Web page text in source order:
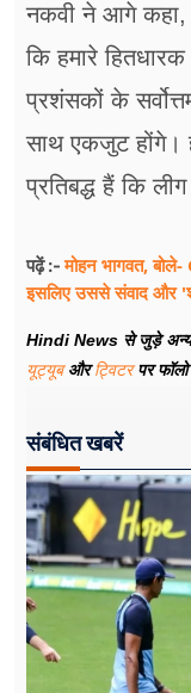
नकवी ने आगे कहा,
कि हमारे
प्रशंसकों के
साथ एकजुट होंगे।
प्रतिबद्ध हैं कि
पढ़ें :-मोहन भागवत, बोले-
इसलिए उससे संवाद और
Hindi News से जुड़े अन्य
यूट्यूबऔरट्विटरपर
संबंधित खबरें